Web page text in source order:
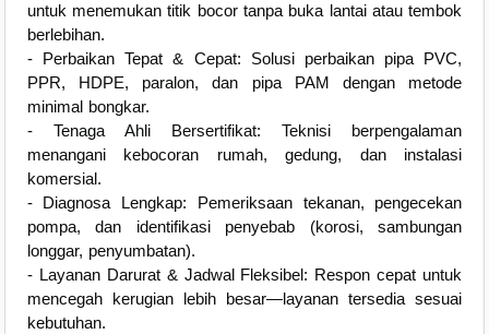
untuk menemukan titik bocor tanpa buka lantai atau tembok
berlebihan.
- Perbaikan Tepat & Cepat: Solusi perbaikan pipa PVC,
PPR, HDPE, paralon, dan pipa PAM dengan metode
minimal bongkar.
- Tenaga Ahli Bersertifikat: Teknisi berpengalaman
menangani kebocoran rumah, gedung, dan instalasi
komersial.
- Diagnosa Lengkap: Pemeriksaan tekanan, pengecekan
pompa, dan identifikasi penyebab (korosi, sambungan
longgar, penyumbatan).
- Layanan Darurat & Jadwal Fleksibel: Respon cepat untuk
mencegah kerugian lebih besar—layanan tersedia sesuai
kebutuhan.